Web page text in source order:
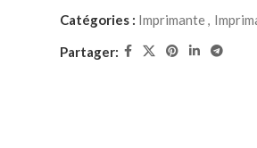
Catégories : Imprimante,
Partager: